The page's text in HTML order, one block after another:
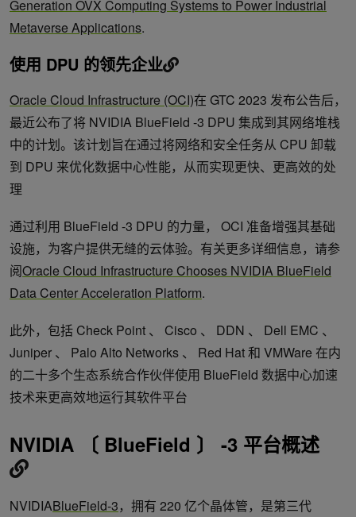
Generation OVX Computing Systems to Power Industrial
Metaverse Applications.
使用 DPU 的领先企业
Oracle Cloud Infrastructure (OCI)在 GTC 2023 发布公告后，
最近公布了将 NVIDIA BlueField -3 DPU 集成到其网络堆栈
中的计划。该计划旨在通过将网络和安全任务从 CPU 卸载
到 DPU 来优化数据中心性能，从而实现更快、更高效的处
理
通过利用 BlueField -3 DPU 的力量， OCI 准备增强其基础
设施，为客户提供无缝的云体验。有关更多详细信息，请参
阅Oracle Cloud Infrastructure Chooses NVIDIA BlueField
Data Center Acceleration Platform.
此外，包括 Check Point 、 Cisco 、 DDN 、 Dell EMC 、
Juniper 、 Palo Alto Networks 、 Red Hat 和 VMWare 在内
的二十多个生态系统合作伙伴使用 BlueField 数据中心加速
技术来更高效地运行其软件平台
NVIDIA 〔 BlueField 〕 -3 平台概述
NVIDIABlueField-3，拥有 220 亿个晶体管，是第三代